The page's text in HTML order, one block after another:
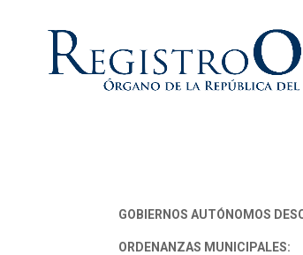
GOBIERNOS AUTÓNOMOS
ORDENANZAS MUNICIPALES: